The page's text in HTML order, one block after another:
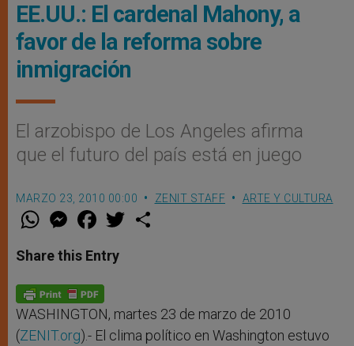
EE.UU.: El cardenal Mahony, a
favor de la reforma sobre
inmigración
El arzobispo de Los Angeles afirma
que el futuro del país está en juego
MARZO 23, 2010 00:00 ZENIT STAFF ARTE Y CULTURA
W
t
s
p
p
M
e
s
e
g
e
r
F
a
e
b
o
k
w
Share this Entry
WASHINGTON, martes 23 de marzo de 2010
(ZENIT.org).- El clima político en Washington estuvo